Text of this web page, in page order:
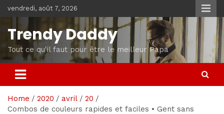
to
content
vendredi, août 7, 2026
Trendy Daddy
Tout ce qu'il faut pour être le meilleur Papa
Home 2020 avril
20
Combos de couleurs rapides et faciles • Gent sans